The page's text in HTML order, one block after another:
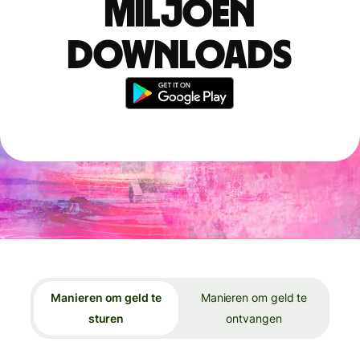
miljoen
downloads
Manieren om geld te
sturen
Manieren om geld te
ontvangen